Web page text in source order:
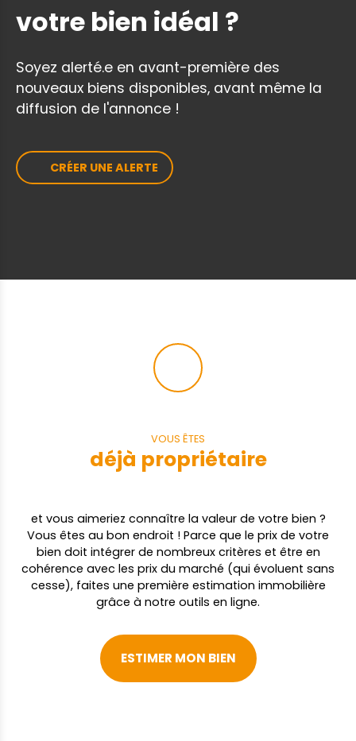
votre bien idéal ?
Soyez alerté.e en avant-première des
nouveaux biens disponibles, avant même la
diffusion de l'annonce !
CRÉER UNE ALERTE
VOUS ÊTES
déjà propriétaire
et vous aimeriez connaître la valeur de votre bien ?
Vous êtes au bon endroit ! Parce que le prix de votre
bien doit intégrer de nombreux critères et être en
cohérence avec les prix du marché (qui évoluent sans
cesse), faites une première estimation immobilière
grâce à notre outils en ligne.
ESTIMER MON BIEN